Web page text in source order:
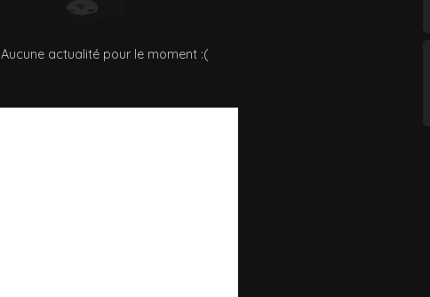
Aucune actualité pour le moment :(